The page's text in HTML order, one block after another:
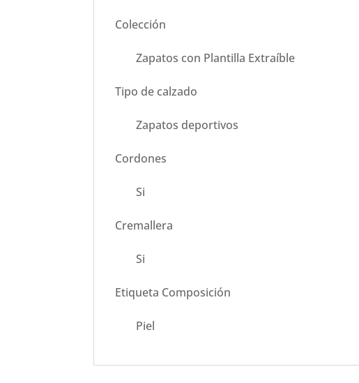
Colección
Zapatos con Plantilla Extraíble
Tipo de calzado
Zapatos deportivos
Cordones
Si
Cremallera
Si
Etiqueta Composición
Piel